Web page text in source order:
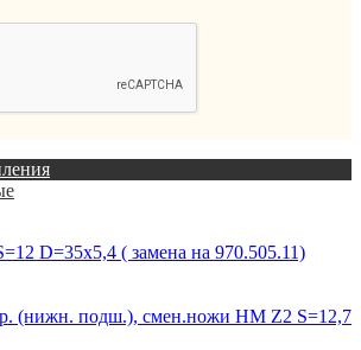
D=35x5,4 ( замена на 970.505.11)
(нижн. подш.), смен.ножи HM Z2 S=12,7